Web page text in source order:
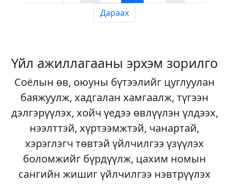
Дараах
Үйл ажиллагааны эрхэм зорилго
Соёлын өв, оюуны бүтээлийг цуглуулан
баяжуулж, хадгалан хамгаалж, түгээн
дэлгэрүүлэх, хойч үедээ өвлүүлэн үлдээх,
нээлттэй, хүртээмжтэй, чанартай,
хэрэглэгч төвтэй үйлчилгээ үзүүлэх
боломжийг бүрдүүлж, цахим номын
сангийн жишиг үйлчилгээ нэвтрүүлэх